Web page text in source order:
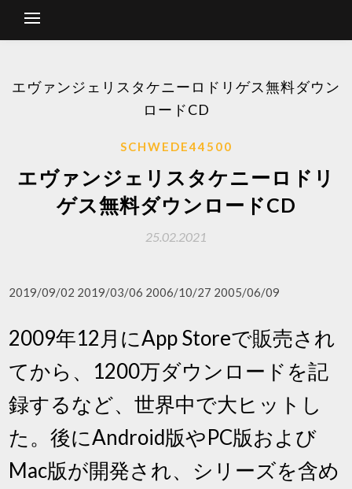
エヴァンジェリスタケニーロドリゲス無料ダウン
ロードCD
SCHWEDE44500
エヴァンジェリスタケニーロドリ
ゲス無料ダウンロードCD
25.02.2021
2019/09/02 2019/03/06 2006/10/27 2005/06/09
2009年12月にApp Storeで販売され
てから、1200万ダウンロードを記
録するなど、世界中で大ヒットし
た。後にAndroid版やPC版および
Mac版が開発され、シリーズを含め